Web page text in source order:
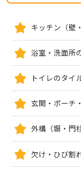
キッチン（壁
浴室・洗面所
トイレのタイ
玄関・ポーチ
外構（塀・門
欠け・ひび割